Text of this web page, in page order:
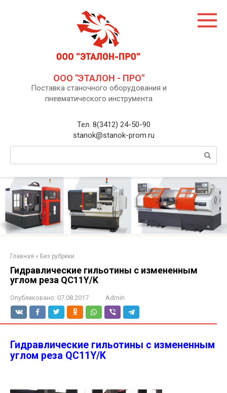
ООО "ЭТАЛОН - ПРО"
Поставка станочного оборудования и
пневматического инструмента
Тел. 8(3412) 24-50-90
stanok@stanok-prom.ru
Главная » Без рубрики
Гидравлические гильотины с измененным
углом реза QC11Y/K
Опубликовано: 07.08.2017 Admin
Гидравлические гильотины с измененным
углом реза QC11Y/K